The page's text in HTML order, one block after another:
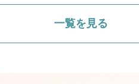
一覧を見る